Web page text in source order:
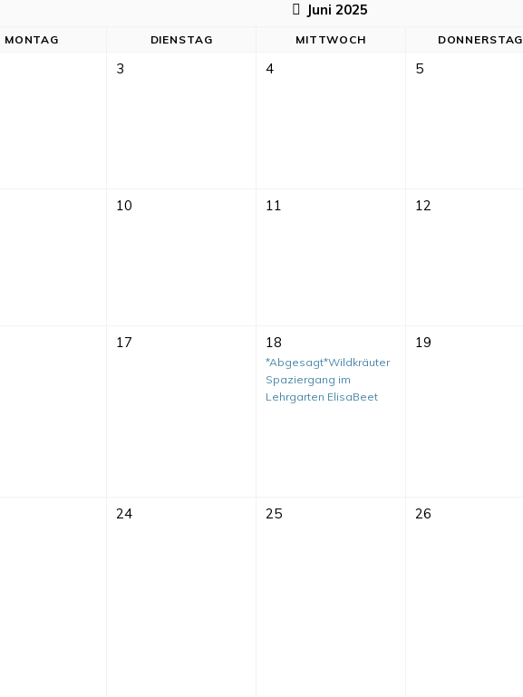
Juni 2025
MO NTAG DIENSTAG MITTWOCH DONNERSTAG
3 4 5
10 11 12
17 18
*Abgesagt*Wildkräuter
Spaziergang im
Lehrgarten ElisaBeet
19
24 25 26